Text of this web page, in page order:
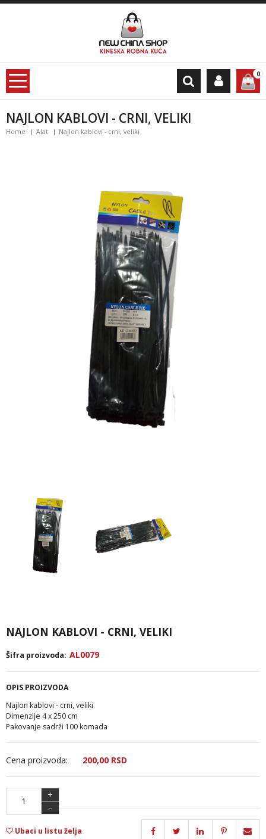
0
NAJLON KABLOVI - CRNI, VELIKI
Home Alat Najlon kablovi - crni, veliki
NAJLON KABLOVI - CRNI, VELIKI
Šifra proizvoda: AL0079
OPIS PROIZVODA
Najlon kablovi - crni, veliki
Dimenzije 4 x 250 cm
Pakovanje sadrži 100 komada
Cena proizvoda: 200,00 RSD
+
-
Ubaci u listu želja